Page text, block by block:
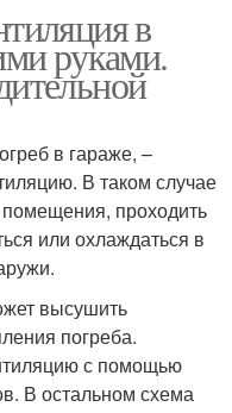
в
руками.
в гараже, –
В таком случае
помещения, проходить
или охлаждаться в
высушить
погреба.
с помощью
В остальном схема